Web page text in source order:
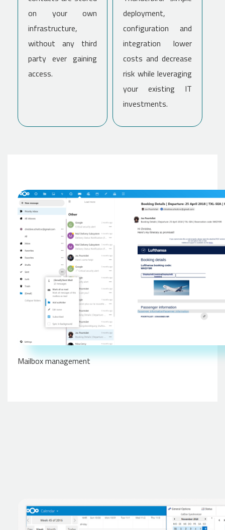
on your own
infrastructure,
without any third
party ever gaining
access.
deployment,
configuration and
integration lower
costs and decrease
risk while leveraging
your existing IT
investments.
Mailbox management